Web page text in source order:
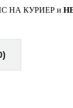
НА КУРИЕР и